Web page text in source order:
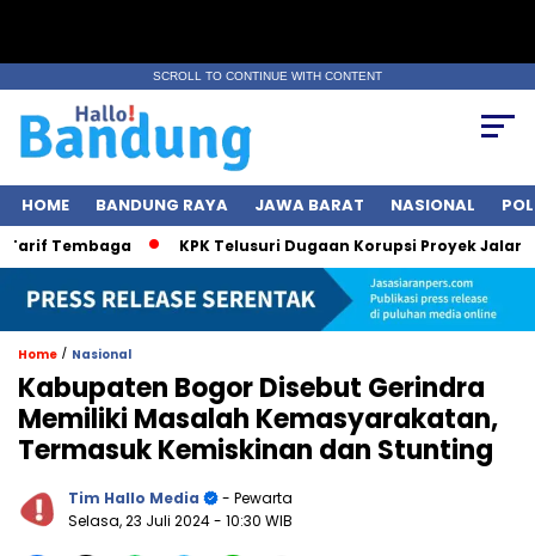
SCROLL TO CONTINUE WITH CONTENT
HOME BANDUNG RAYA JAWA BARAT NASIONAL
Tembaga KPK Telusuri Dugaan Korupsi Proyek Jalan,
Home / Nasional
Kabupaten Bogor Disebut Gerindra
Memiliki Masalah Kemasyarakatan,
Termasuk Kemiskinan dan Stunting
Tim Hallo Media
- Pewarta
Selasa, 23 Juli 2024- 10:30 WIB